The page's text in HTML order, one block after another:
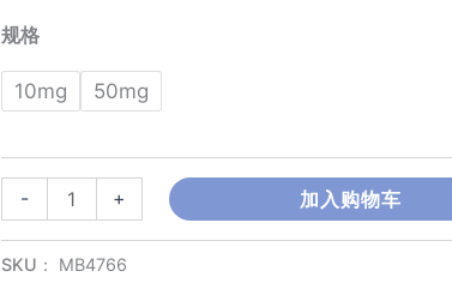
规格
10mg 50mg
-
S49076
数
量
+ 加入购物车
SKU： MB4766